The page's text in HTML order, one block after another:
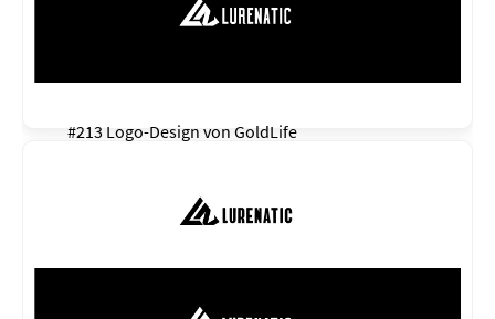
#213 Logo-Design von GoldLife